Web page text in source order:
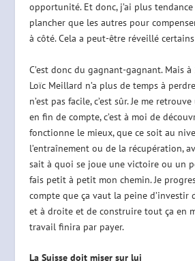
opportunité. Et donc, j’ai plus
plancher que les autres pour
à côté. Cela a peut-être réveillé
C’est donc du gagnant-gagnant. Mais
Loïc Meillard n’a plus de temps à
n’est pas facile, c’est sûr. Je me
en fin de compte, c’est à moi de
fonctionne le mieux, que ce soit au
l’entraînement ou de la récupération,
sait à quoi se joue une victoire ou un
fais petit à petit mon chemin. Je
compte que ça vaut la peine d’investir
et à droite et de construire tout ça en
travail finira par payer.
La Suisse doit miser sur lui